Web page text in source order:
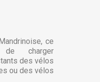
ce
charger
des vélos
ou des vélos